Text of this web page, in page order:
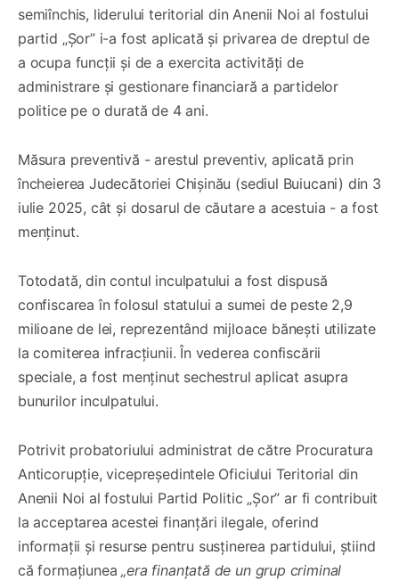
semiînchis, liderului teritorial din Anenii Noi al fostului
partid „Șor” i-a fost aplicată și privarea de dreptul de
a ocupa funcții și de a exercita activități de
administrare și gestionare financiară a partidelor
politice pe o durată de 4 ani.
Măsura preventivă - arestul preventiv, aplicată prin
încheierea Judecătoriei Chișinău (sediul Buiucani) din 3
iulie 2025, cât și dosarul de căutare a acestuia - a fost
menținut.
Totodată, din contul inculpatului a fost dispusă
confiscarea în folosul statului a sumei de peste 2,9
milioane de lei, reprezentând mijloace bănești utilizate
la comiterea infracțiunii. În vederea confiscării
speciale, a fost menținut sechestrul aplicat asupra
bunurilor inculpatului.
Potrivit probatoriului administrat de către Procuratura
Anticorupție, vicepreședintele Oficiului Teritorial din
Anenii Noi al fostului Partid Politic „Şor” ar fi contribuit
la acceptarea acestei finanțări ilegale, oferind
informații și resurse pentru susținerea partidului, știind
că formațiunea „era finanțată de un grup criminal